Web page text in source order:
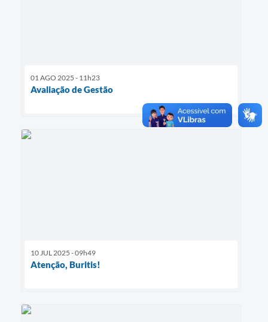
01 AGO 2025 - 11h23
Avaliação de Gestão
10 JUL 2025 - 09h49
Atenção, Buritis!